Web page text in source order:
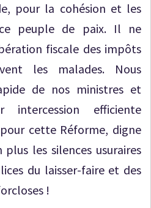
pour la cohésion et les
peuple de paix. Il ne
fiscale des impôts
les malades. Nous
de nos ministres et
efficiente
cette Réforme, digne
les silences usuraires
du laisser-faire et des
!